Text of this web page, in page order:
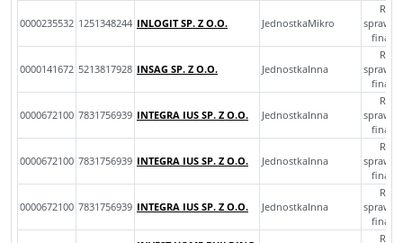
0000235532 1251348244 INLOGIT SP. Z O.O. JednostkaMikro
0000141672 5213817928 INSAG SP. Z O.O. JednostkaInna
0000672100 7831756939 INTEGRA IUS SP. Z O.O. JednostkaInna
0000672100 7831756939 INTEGRA IUS SP. Z O.O. JednostkaInna
0000672100 7831756939 INTEGRA IUS SP. Z O.O. JednostkaInna